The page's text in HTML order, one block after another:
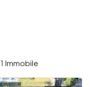
1 Immobile